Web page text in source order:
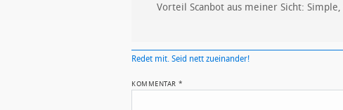
Vorteil Scanbot aus meiner Sicht:
Redet mit. Seid nett zueinander!
KOMMENTAR *